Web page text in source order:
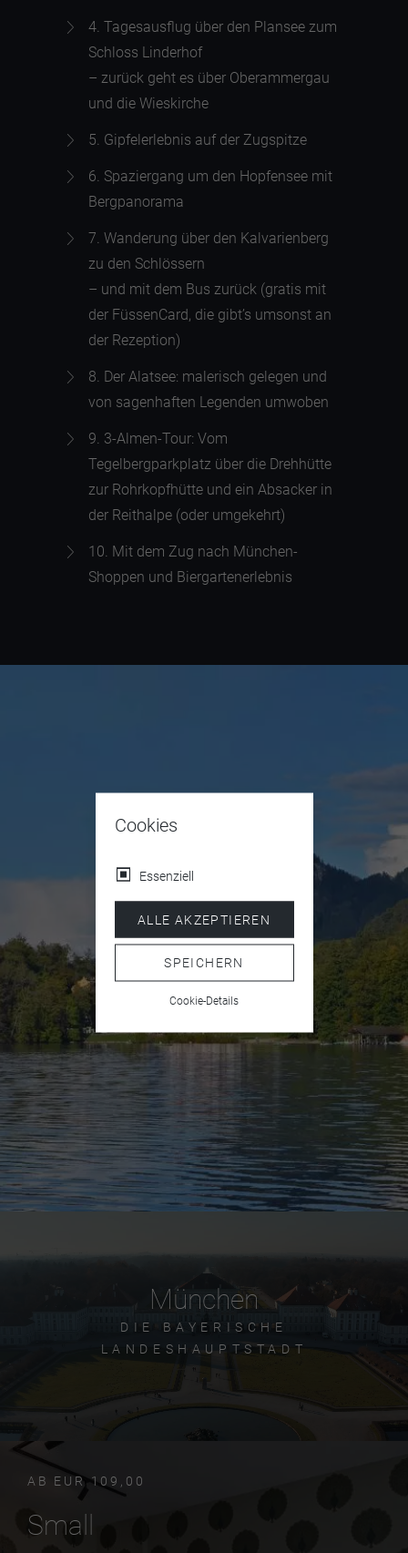
4. Tagesausflug über den Plansee zum
Schloss Linderhof
– zurück geht es über Oberammergau
und dieWieskirche
5. Gipfelerlebnis auf derZugspitze
6. Spaziergang um den Hopfensee mit
Bergpanorama
7. Wanderung über den Kalvarienberg
zu den Schlössern
– und mit dem Bus zurück (gratis mit
der FüssenCard, die gibt’s umsonst an
der Rezeption)
8. DerAlatsee: malerisch gelegen und
von sagenhaften Legenden umwoben
9. 3-Almen-Tour: Vom
Tegelbergparkplatz über die Drehhütte
zur Rohrkopfhütte und ein Absacker in
der Reithalpe (oder umgekehrt)
10. Mit dem Zug nach München-
Shoppen und Biergartenerlebnis
München
DIE BAYERISCHE
LANDESHAUPTSTADT
AB EUR 109,00
Small
Cookies
Essenziell
ALLE AKZEPTIEREN
SPEICHERN
Cookie-Details